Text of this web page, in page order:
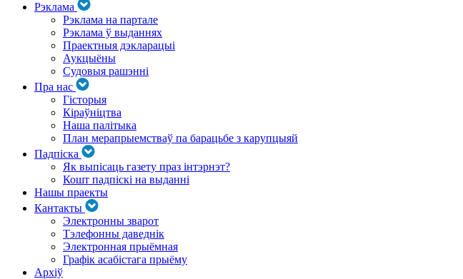
Рэклама
Рэклама на партале
Рэклама ў выданнях
Праектныя дэкларацыі
Аукцыёны
Судовыя рашэнні
Пра нас
Гісторыя
Кіраўніцтва
Наша палітыка
План мерапрыемстваў па барацьбе з карупцыяй
Падпіска
Як выпісаць газету праз інтэрнэт?
Кошт падпіскі на выданні
Нашы праекты
Кантакты
Электронны зварот
Тэлефонны даведнік
Электронная прыёмная
Графік асабістага прыёму
Архіў